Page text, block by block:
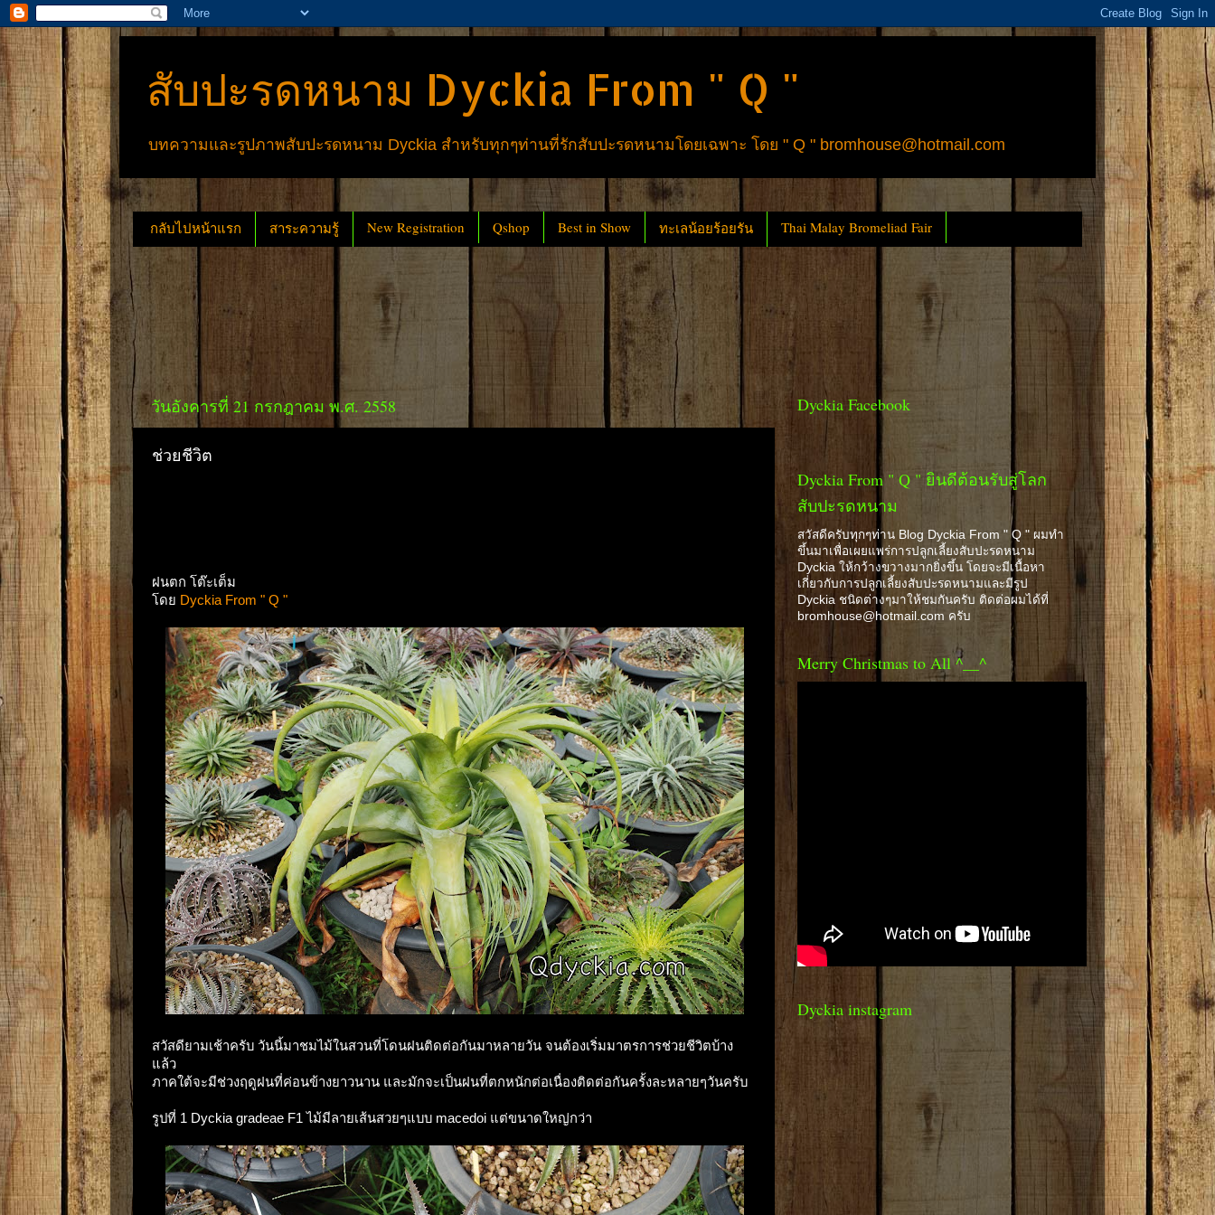
สับปะรดหนาม Dyckia From " Q "
บทความและรูปภาพสับปะรดหนาม Dyckia สำหรับทุกๆท่านที่รักสับปะรดหนามโดยเฉพาะ โดย " Q " bromhouse@hotmail.com
กลับไปหน้าแรก สาระความรู้ New Registration Qshop Best in Show ทะเลน้อยร้อยรัน Thai Malay Bromeliad Fair
วันอังคารที่ 21 กรกฎาคม พ.ศ. 2558
ช่วยชีวิต
ฝนตก โต๊ะเต็ม
โดย Dyckia From " Q "
สวัสดียามเช้าครับ วันนี้มาชมไม้ในสวนที่โดนฝนติดต่อกันมาหลายวัน จนต้องเริ่มมาตรการช่วยชีวิตบ้าง
แล้ว
ภาคใต้จะมีช่วงฤดูฝนที่ค่อนข้างยาวนาน และมักจะเป็นฝนที่ตกหนักต่อเนื่องติดต่อกันครั้งละหลายๆวันครับ
รูปที่ 1 Dyckia gradeae F1 ไม้มีลายเส้นสวยๆแบบ macedoi แต่ขนาดใหญ่กว่า
Dyckia Facebook
Dyckia From " Q " ยินดีต้อนรับสู่โลก
สับปะรดหนาม
สวัสดีครับทุกๆท่าน Blog Dyckia From " Q " ผมทำ
ขึ้นมาเพื่อเผยแพร่การปลูกเลี้ยงสับปะรดหนาม
Dyckia ให้กว้างขวางมากยิ่งขึ้น โดยจะมีเนื้อหา
เกี่ยวกับการปลูกเลี้ยงสับปะรดหนามและมีรูป
Dyckia ชนิดต่างๆมาให้ชมกันครับ ติดต่อผมได้ที่
bromhouse@hotmail.com ครับ
Merry Christmas to All ^__^
Dyckia instagram